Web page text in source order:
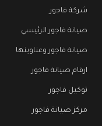
شركة فاجور
صيانة فاجور الرئيسي
صيانة فاجور وعناوينها
ارقام صيانة فاجور
توكيل فاجور
مركز صيانة فاجور